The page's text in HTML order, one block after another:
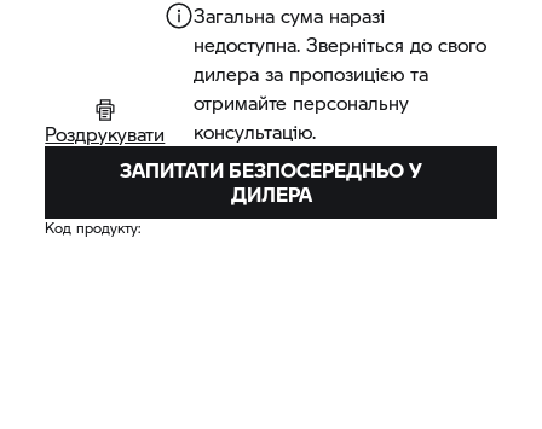
Роздрукувати
Загальна сума наразі
недоступна. Зверніться до свого
дилера за пропозицією та
отримайте персональну
консультацію.
ЗАПИТАТИ БЕЗПОСЕРЕДНЬО У
ДИЛЕРА
Код продукту: